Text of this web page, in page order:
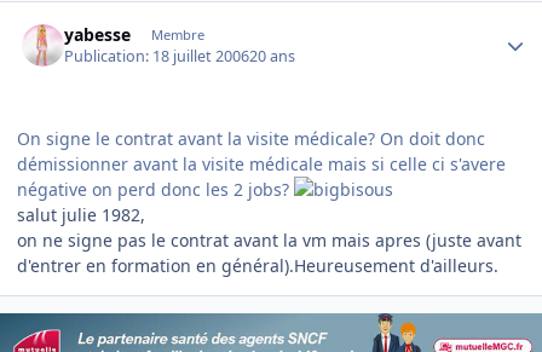
yabesse Membre
Publication: 18 juillet 200620 ans
On signe le contrat avant la visite médicale? On doit donc
démissionner avant la visite médicale mais si celle ci s'avere
négative on perd donc les 2 jobs?
salut julie 1982,
on ne signe pas le contrat avant la vm mais apres (juste avant
d'entrer en formation en général).Heureusement d'ailleurs.